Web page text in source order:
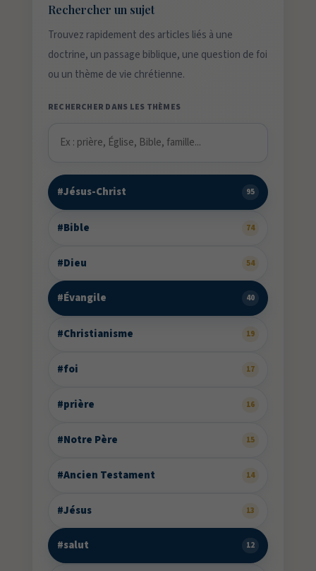
Rechercher un sujet
Trouvez rapidement des articles liés à une
doctrine, un passage biblique, une question de foi
ou un thème de vie chrétienne.
RECHERCHER DANS LES THÈMES
#Jésus-Christ 95
#Bible 74
#Dieu 54
#Évangile 40
#Christianisme 19
#foi 17
#prière 16
#Notre Père 15
#Ancien Testament 14
#Jésus 13
#salut 12